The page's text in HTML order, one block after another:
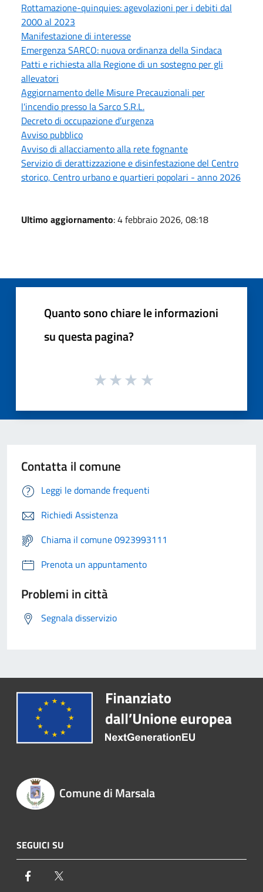
Rottamazione-quinquies: agevolazioni per i debiti dal
2000 al 2023
Manifestazione di interesse
Emergenza SARCO: nuova ordinanza della Sindaca
Patti e richiesta alla Regione di un sostegno per gli
allevatori
Aggiornamento delle Misure Precauzionali per
l'incendio presso la Sarco S.R.L.
Decreto di occupazione d’urgenza
Avviso pubblico
Avviso di allacciamento alla rete fognante
Servizio di derattizzazione e disinfestazione del Centro
storico, Centro urbano e quartieri popolari - anno 2026
Ultimo aggiornamento: 4 febbraio 2026, 08:18
Quanto sono chiare le informazioni
su questa pagina?
Contatta il comune
Leggi le domande frequenti
Richiedi Assistenza
Chiama il comune 0923993111
Prenota un appuntamento
Problemi in città
Segnala disservizio
Comune di Marsala
SEGUICI SU
Facebook